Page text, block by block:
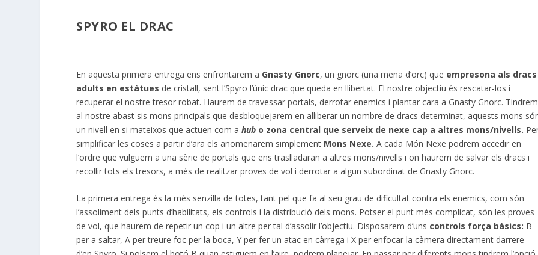
SPYRO EL DRAC
En aquesta primera entrega ens enfrontarem a Gnasty Gnorc, un gnorc (una mena d’orc) que empresona als dracs
adults en estàtues de cristall, sent l’Spyro l’únic drac que queda en llibertat. El nostre objectiu és rescatar-los i
recuperar el nostre tresor robat. Haurem de travessar portals, derrotar enemics i plantar cara a Gnasty Gnorc. Tindrem
al nostre abast sis mons principals que desbloquejarem en alliberar un nombre de dracs determinat, aquests mons
un nivell en si mateixos que actuen com ahub o zona central que serveix de nexe cap a altres mons/nivells.
simplificar les coses a partir d’ara els anomenarem simplement Mons Nexe.A cada Món Nexe podrem accedir en
l’ordre que vulguem a una sèrie de portals que ens traslladaran a altres mons/nivells i on haurem de salvar els dracs i
recollir tots els tresors, a més de realitzar proves de vol i derrotar a algun subordinat de Gnasty Gnorc.
La primera entrega és la més senzilla de totes, tant pel que fa al seu grau de dificultat contra els enemics, com són
l’assoliment dels punts d’habilitats, els controls i la distribució dels mons. Potser el punt més complicat, són les proves
de vol, que haurem de repetir un cop i un altre per tal d’assolir l’objectiu. Disposarem d’uns controls força bàsics: B
per a saltar, A per treure foc per la boca, Y per fer un atac en càrrega i X per enfocar la càmera directament darrere